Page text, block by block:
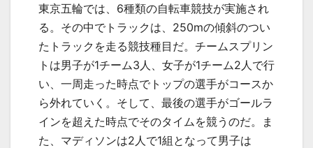
東京五輪では、6種類の自転車競技が実施され
る。その中でトラックは、250mの傾斜のつい
たトラックを走る競技種目だ。チームスプリン
トは男子が1チーム3人、女子が1チーム2人で行
い、一周走った時点でトップの選手がコースか
ら外れていく。そして、最後の選手がゴールラ
インを超えた時点でそのタイムを競うのだ。ま
た、マディソンは2人で1組となって男子は